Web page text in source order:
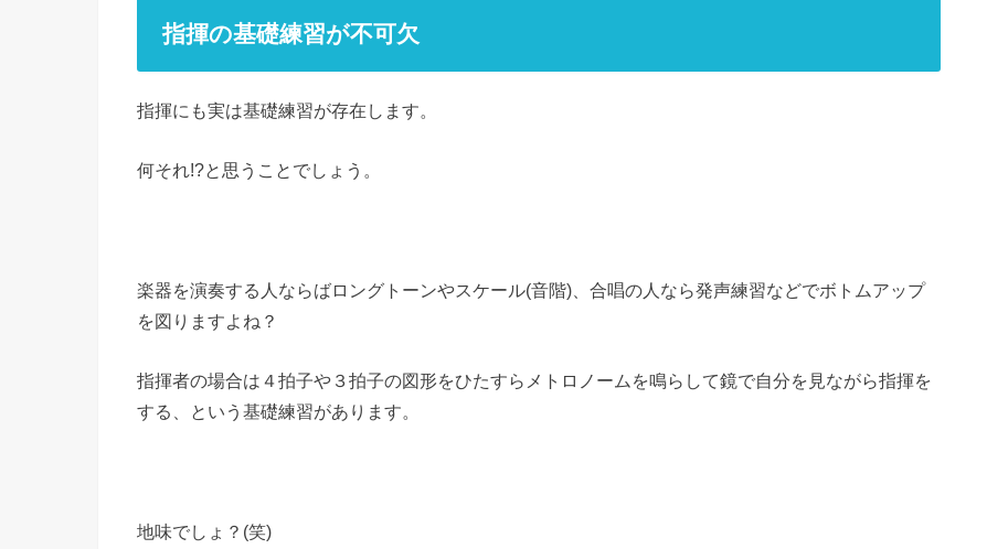
指揮の基礎練習が不可欠
指揮にも実は基礎練習が存在します。
何それ!?と思うことでしょう。
楽器を演奏する人ならばロングトーンやスケール(音階)、合唱の人なら発声練習などでボトムアップ
を図りますよね？
指揮者の場合は４拍子や３拍子の図形をひたすらメトロノームを鳴らして鏡で自分を見ながら指揮を
する、という基礎練習があります。
地味でしょ？(笑)